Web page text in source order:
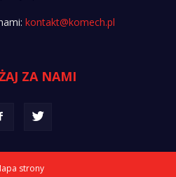
kontakt@komech.pl
ZA NAMI
strony